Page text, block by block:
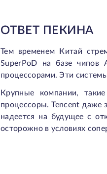
ОТВЕТ ПЕКИНА
Тем временем Китай
SuperPoD на базе
процессорами. Эти
Крупные компании,
процессоры. Tencent даже
надеется на будущее с
осторожно в условиях